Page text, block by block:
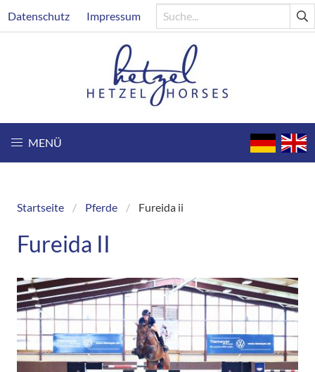
zum
Header
Datenschutz Impressum
MENÜ
Breadcrumb
Startseite Pferde Fureida ii
Fureida II